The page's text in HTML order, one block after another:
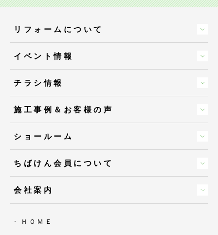
リフォームについて
イベント情報
チラシ情報
施工事例＆お客様の声
ショールーム
ちばけん会員について
会社案内
ＨＯＭＥ